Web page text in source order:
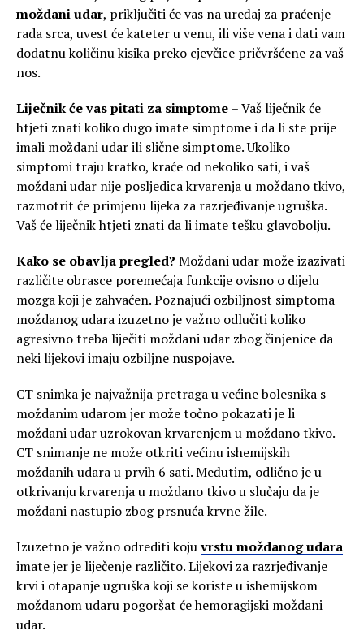
moždani udar, priključiti će vas na uređaj za praćenje
rada srca, uvest će kateter u venu, ili više vena i dati vam
dodatnu količinu kisika preko cjevčice pričvršćene za vaš
nos.
Liječnik će vas pitati za simptome– Vaš liječnik će
htjeti znati koliko dugo imate simptome i da li ste prije
imali moždani udar ili slične simptome. Ukoliko
simptomi traju kratko, kraće od nekoliko sati, i vaš
moždani udar nije posljedica krvarenja u moždano tkivo,
razmotrit će primjenu lijeka za razrjeđivanje ugruška.
Vaš će liječnik htjeti znati da li imate tešku glavobolju.
Kako se obavlja pregled? Moždani udar može izazivati
različite obrasce poremećaja funkcije ovisno o dijelu
mozga koji je zahvaćen. Poznajući ozbiljnost simptoma
moždanog udara izuzetno je važno odlučiti koliko
agresivno treba liječiti moždani udar zbog činjenice da
neki lijekovi imaju ozbiljne nuspojave.
CT snimka je najvažnija pretraga u većine bolesnika s
moždanim udarom jer može točno pokazati je li
moždani udar uzrokovan krvarenjem u moždano tkivo.
CT snimanje ne može otkriti većinu ishemijskih
moždanih udara u prvih 6 sati. Međutim, odlično je u
otkrivanju krvarenja u moždano tkivo u slučaju da je
moždani nastupio zbog prsnuća krvne žile.
Izuzetno je važno odrediti kojuvrstu moždanog udara
imate jer je liječenje različito. Lijekovi za razrjeđivanje
krvi i otapanje ugruška koji se koriste u ishemijskom
moždanom udaru pogoršat će hemoragijski moždani
udar.